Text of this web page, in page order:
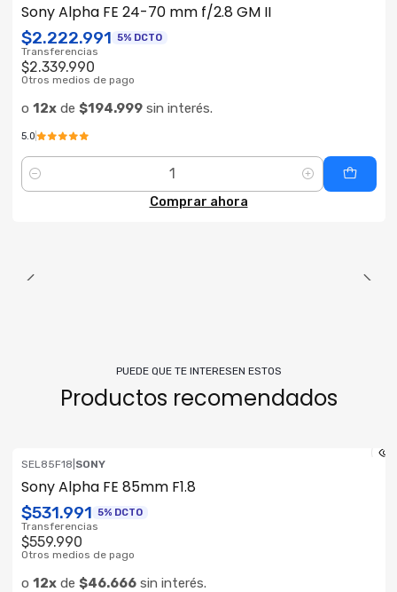
ENVÍO GRATIS
Sony Alpha FE 24-70 mm f/2.8 GM II
$2.222.991 5% DCTO
Transferencias
$2.339.990
Otros medios de pago
o 12xde $194.999sin interés.
5.0
Cantidad
Comprar ahora
PUEDE QUE TE INTERESEN ESTOS
Productos recomendados
ENVÍO GRATIS
SEL85F18 SONY
Sony Alpha FE 85mm F1.8
$531.991 5% DCTO
Transferencias
$559.990
Otros medios de pago
o 12xde $46.666sin interés.